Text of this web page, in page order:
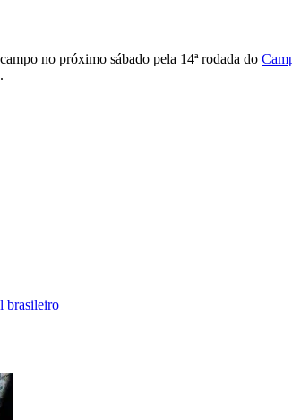
no próximo sábado pela 14ª rodada do
brasileiro